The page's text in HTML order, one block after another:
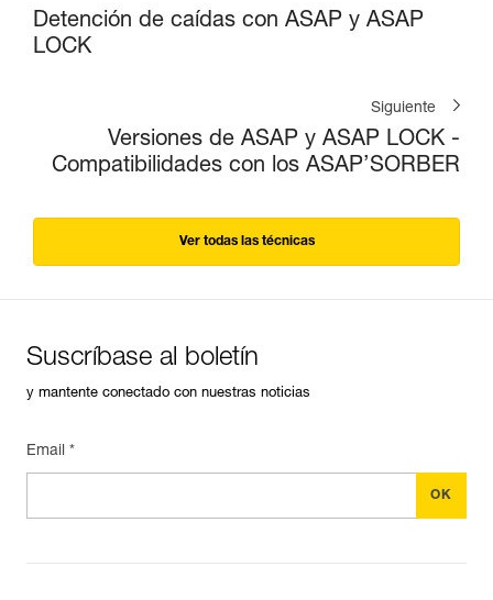
Detención de caídas con ASAP y ASAP
LOCK
Siguiente
Versiones de ASAP y ASAP LOCK -
Compatibilidades con los ASAP’SORBER
Ver todas las técnicas
Suscríbase al boletín
y mantente conectado con nuestras noticias
Email *